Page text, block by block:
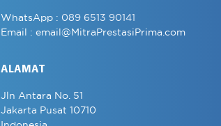
WhatsApp : 089 6513 90141
Email : email@MitraPrestasiPrima.com
ALAMAT
Jln Antara No. 51
Jakarta Pusat 10710